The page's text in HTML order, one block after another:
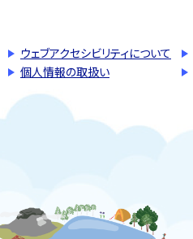
ウェブアクセシビリティについて
個人情報の取扱い